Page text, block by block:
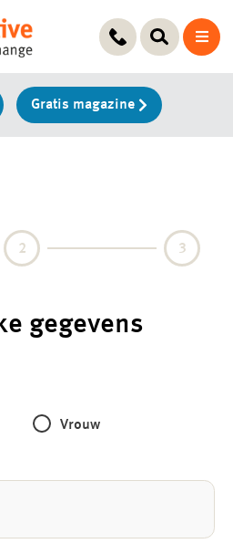
Gratis magazine
2 3
gegevens
Vrouw